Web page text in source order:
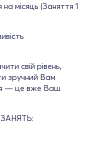
місяць (Заняття 1
свій рівень,
зручний Вам
— це вже Ваш